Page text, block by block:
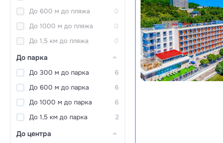
До 600 м до пляжа
0
До 1000 м до пляжа
0
До 1,5 км до пляжа
0
До парка
До 300 м до парка
6
До 600 м до парка
6
До 1000 м до парка
6
До 1,5 км до парка
2
До центра